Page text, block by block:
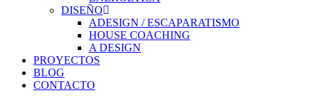
DISEÑO
ADESIGN / ESCAPARATISMO
HOUSE COACHING
A DESIGN
PROYECTOS
BLOG
CONTACTO